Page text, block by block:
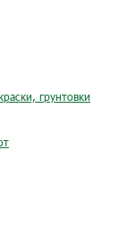
грунтовки